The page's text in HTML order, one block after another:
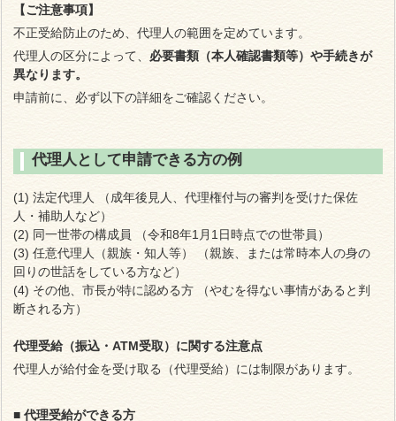
【ご注意事項】
不正受給防止のため、代理人の範囲を定めています。
代理人の区分によって、 必要書類（本人確認書類等）や手続きが
異なります。
申請前に、必ず以下の詳細をご確認ください。
代理人として申請できる方の例
(1) 法定代理人 （成年後見人、代理権付与の審判を受けた保佐
人・補助人など）
(2) 同一世帯の構成員 （令和8年1月1日時点での世帯員）
(3) 任意代理人（親族・知人等） （親族、または常時本人の身の
回りの世話をしている方など）
(4) その他、市長が特に認める方 （やむを得ない事情があると判
断される方）
代理受給（振込・ATM受取）に関する注意点
代理人が給付金を受け取る（代理受給）には制限があります。
■ 代理受給ができる方